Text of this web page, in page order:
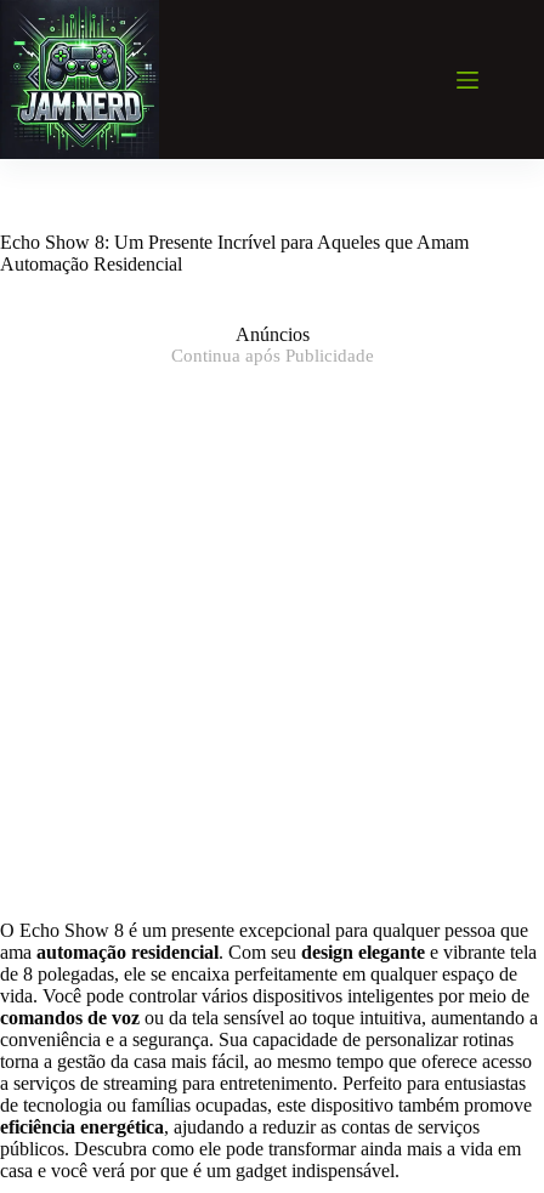
para
conteúdo
Echo Show 8: Um Presente Incrível para Aqueles que Amam
Automação Residencial
Anúncios
Continua após Publicidade
O Echo Show 8 é um presente excepcional para qualquer pessoa que
ama automação residencial. Com seu design elegante e vibrante tela
de 8 polegadas, ele se encaixa perfeitamente em qualquer espaço de
vida. Você pode controlar vários dispositivos inteligentes por meio de
comandos de voz ou da tela sensível ao toque intuitiva, aumentando a
conveniência e a segurança. Sua capacidade de personalizar rotinas
torna a gestão da casa mais fácil, ao mesmo tempo que oferece acesso
a serviços de streaming para entretenimento. Perfeito para entusiastas
de tecnologia ou famílias ocupadas, este dispositivo também promove
eficiência energética, ajudando a reduzir as contas de serviços
públicos. Descubra como ele pode transformar ainda mais a vida em
casa e você verá por que é um gadget indispensável.